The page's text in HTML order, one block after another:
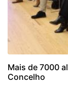
Mais de 7000
Concelho